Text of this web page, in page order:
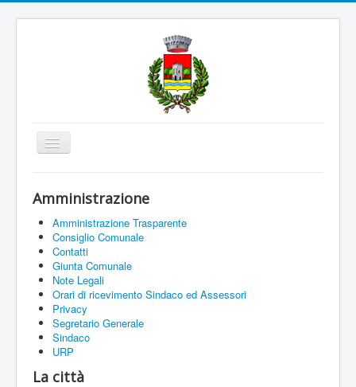
Cambia
navigazione
Amministrazione
Uffici e Servizi
La città
Associazioni
Documenti On Line
Informazioni
Amministrazione
Amministrazione Trasparente
Consiglio Comunale
Contatti
Giunta Comunale
Note Legali
Orari di ricevimento Sindaco ed Assessori
Privacy
Segretario Generale
Sindaco
URP
La città